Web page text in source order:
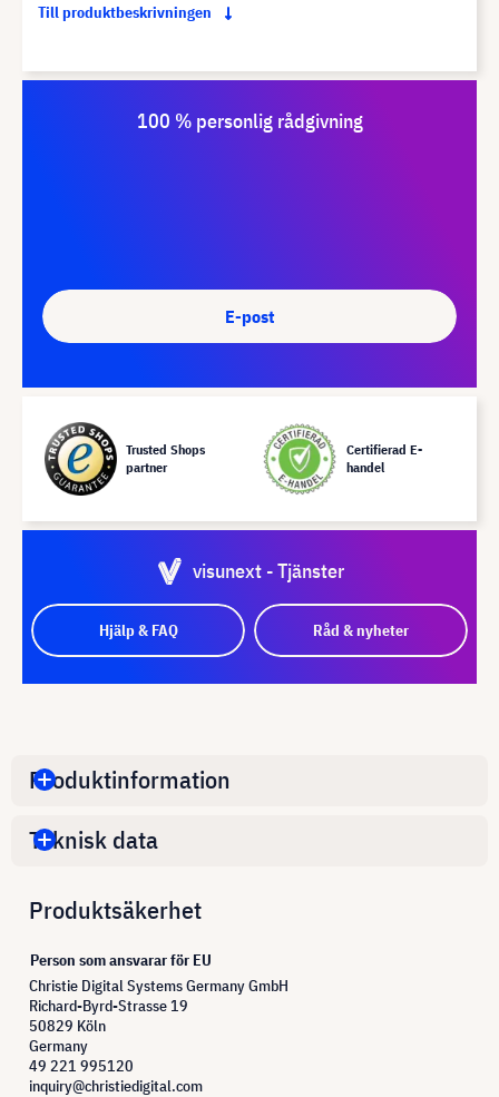
Till produktbeskrivningen
100 % personlig rådgivning
E-post
Trusted Shops
partner
Certifierad E-
handel
visunext - Tjänster
Hjälp & FAQ Råd & nyheter
Produktinformation
Teknisk data
Produktsäkerhet
Person som ansvarar för EU
Christie Digital Systems Germany GmbH
Richard-Byrd-Strasse 19
50829 Köln
Germany
49 221 995120
inquiry@christiedigital.com